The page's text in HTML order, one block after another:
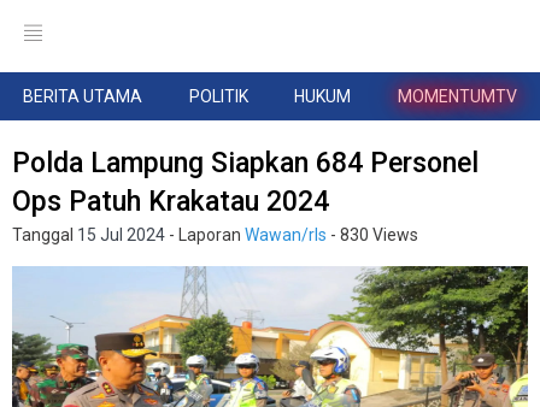
BERITA UTAMA POLITIK HUKUM MOMENTUMTV
Polda Lampung Siapkan 684 Personel
Ops Patuh Krakatau 2024
Tanggal 15 Jul 2024 - Laporan Wawan/rls - 830 Views